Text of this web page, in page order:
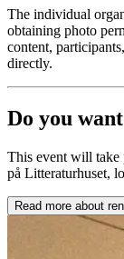
The individual
obtaining photo
content,
directly.
Do you
This event will take
på Litteraturhuset,
Read more about